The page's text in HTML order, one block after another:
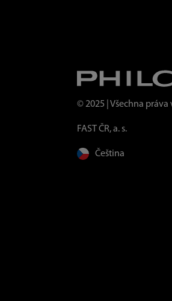
© 2025 | Všechna práva
FAST ČR, a. s.
Čeština